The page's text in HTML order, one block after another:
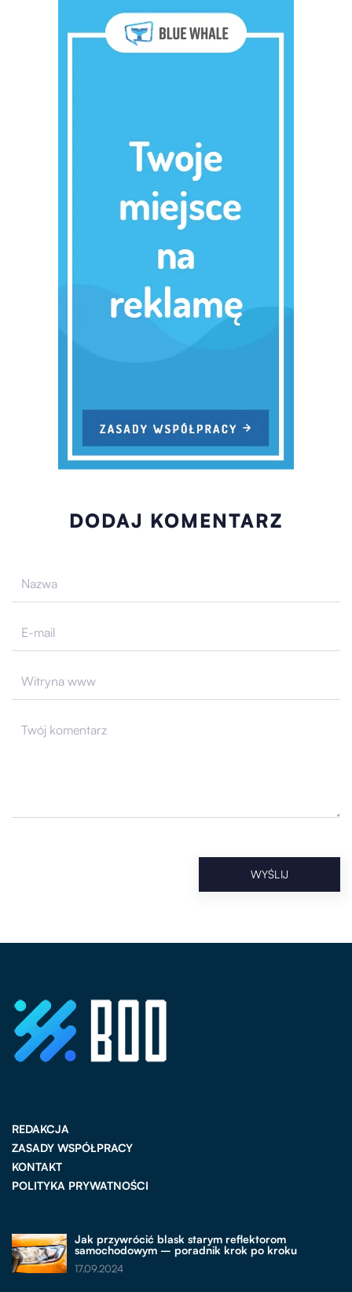
DODAJ KOMENTARZ
REDAKCJA
ZASADY WSPÓŁPRACY
KONTAKT
POLITYKA PRYWATNOŚCI
Jak przywrócić blask starym reflektorom
samochodowym – poradnik krok po kroku
17.09.2024